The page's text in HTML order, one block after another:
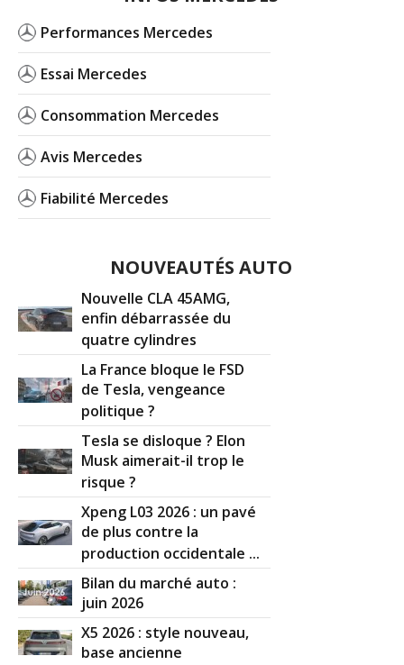
Performances Mercedes
Essai Mercedes
Consommation Mercedes
Avis Mercedes
Fiabilité Mercedes
NOUVEAUTÉS AUTO
Nouvelle CLA 45AMG,
enfin débarrassée du
quatre cylindres
La France bloque le FSD
de Tesla, vengeance
politique ?
Tesla se disloque ? Elon
Musk aimerait-il trop le
risque ?
Xpeng L03 2026 : un pavé
de plus contre la
production occidentale ...
Bilan du marché auto :
juin 2026
X5 2026 : style nouveau,
base ancienne